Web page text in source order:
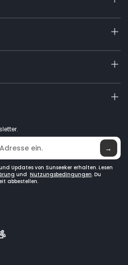
→
Updates von Sunseeker erhalten. Lesen
und Nutzungsbedingungen. Du
abbestellen.